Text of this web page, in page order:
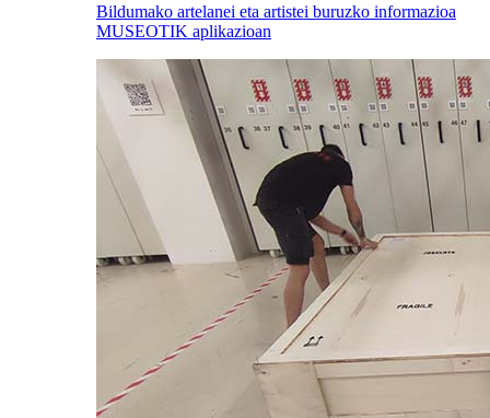
Bildumako artelanei eta artistei buruzko informazioa
MUSEOTIK aplikazioan